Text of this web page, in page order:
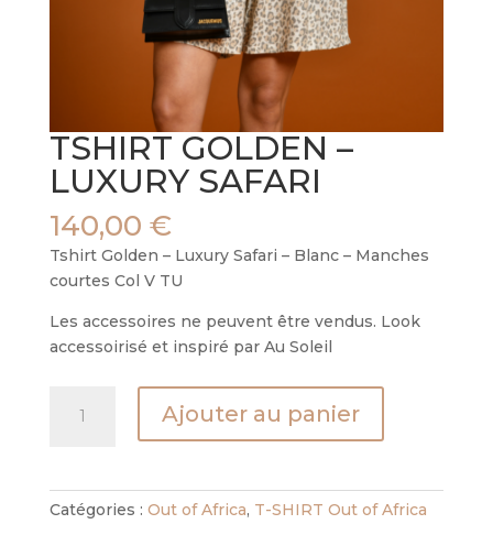
TSHIRT GOLDEN –
LUXURY SAFARI
140,00 €
Tshirt Golden – Luxury Safari – Blanc – Manches
courtes Col V TU
Les accessoires ne peuvent être vendus. Look
accessoirisé et inspiré par Au Soleil
LUXURY
Ajouter au panier
Catégories : Out of Africa, T-SHIRT Out of Africa